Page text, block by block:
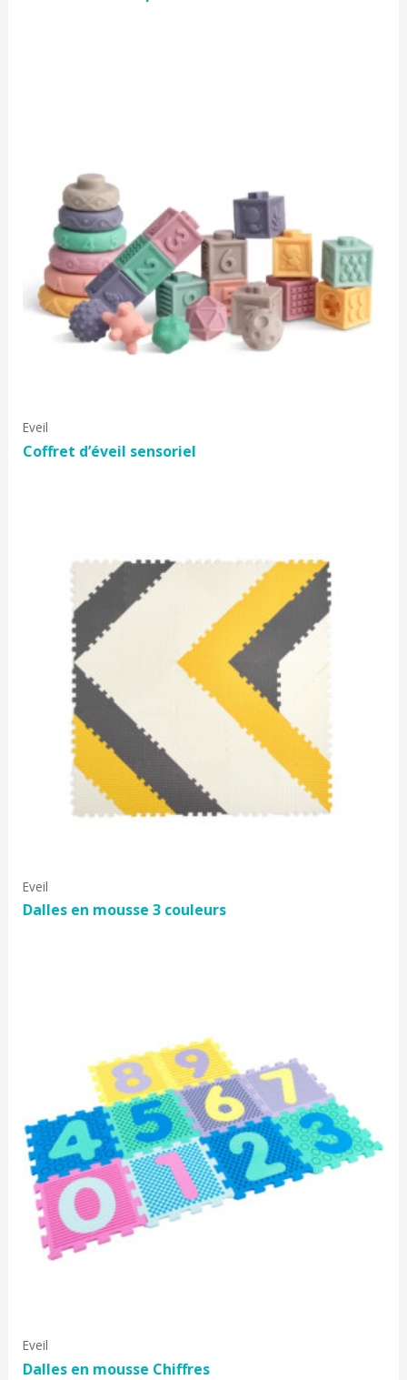
Eveil
Coffret d’éveil sensoriel
Eveil
Dalles en mousse 3 couleurs
Eveil
Dalles en mousse Chiffres